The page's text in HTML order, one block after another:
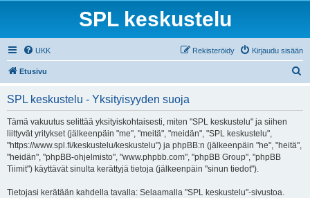
SPL keskustelu
UKK Kirjaudu sisään
Rekisteröidy
Etusivu
SPL keskustelu - Yksityisyyden suoja
Tämä vakuutus selittää yksityiskohtaisesti, miten "SPL keskustelu" ja siihen
liittyvät yritykset (jälkeenpäin "me", "meitä", "meidän", "SPL keskustelu",
"https://www.spl.fi/keskustelu/keskustelu") ja phpBB:n (jälkeenpäin "he", "heitä",
"heidän", "phpBB-ohjelmisto", "www.phpbb.com", "phpBB Group", "phpBB
Tiimit") käyttävät sinulta kerättyjä tietoja (jälkeenpäin "sinun tiedot").
Tietojasi kerätään kahdella tavalla: Selaamalla "SPL keskustelu"-sivustoa.